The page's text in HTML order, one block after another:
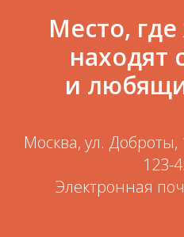
Место,
находят
и
Москва, ул.
123-
Электронная